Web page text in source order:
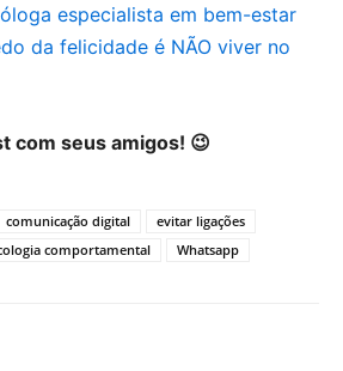
especialista em bem-estar
da felicidade é NÃO viver no
com seus amigos! 😉
comunicação digital
evitar ligações
comportamental Whatsapp